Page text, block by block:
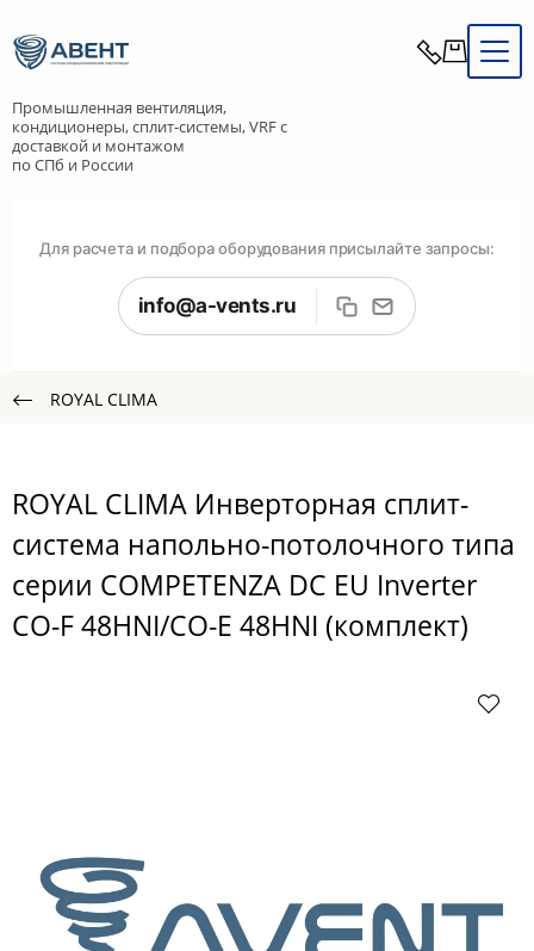
Промышленная вентиляция,
кондиционеры, сплит-системы, VRF с
доставкой и монтажом
по СПб и России
Для расчета и подбора оборудования присылайте запросы:
info@a-vents.ru
ROYAL CLIMA
ROYAL CLIMA Инверторная сплит-
система напольно-потолочного типа
серии COMPETENZA DC EU Inverter
CO-F 48HNI/CO-E 48HNI (комплект)